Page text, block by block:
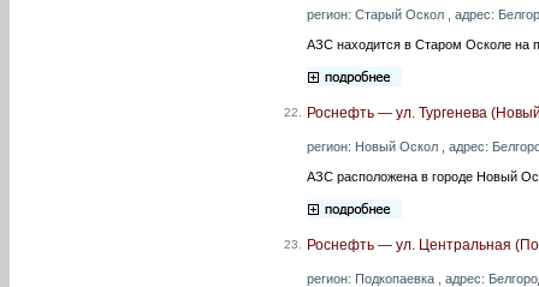
регион: Старый Оскол , адрес:
АЗС находится в Старом Осколе на
22. Роснефть — ул. Тургенева
регион: Новый Оскол , адрес:
АЗС расположена в городе Новый
23. Роснефть — ул. Центральная
регион: Подкопаевка , адрес: